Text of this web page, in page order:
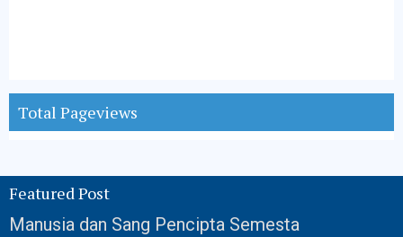
Total Pageviews
Featured Post
Manusia dan Sang Pencipta Semesta